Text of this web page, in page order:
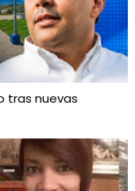
tras nuevas